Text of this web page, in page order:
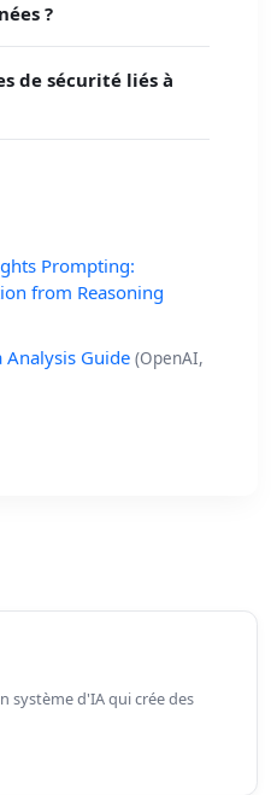
?
de sécurité liés à
Prompting:
from Reasoning
Analysis Guide (OpenAI,
système d'IA qui crée des